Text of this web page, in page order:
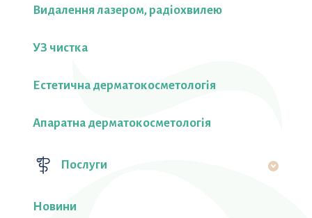
Видалення лазером, радіохвилею
УЗ чистка
Естетична дерматокосметологія
Апаратна дерматокосметологія
Послуги
Новини